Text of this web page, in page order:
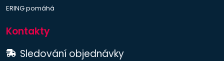
ERING pomáhá
Kontakty
Sledování objednávky